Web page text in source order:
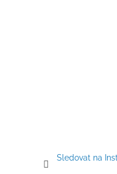
Sledovat na